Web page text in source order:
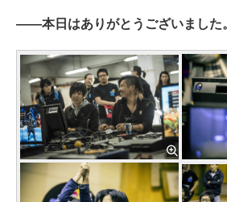
――本日はありがとうございました